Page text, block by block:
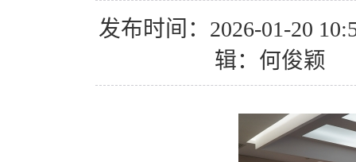
发布时间：2026-01-20
辑：何俊颖